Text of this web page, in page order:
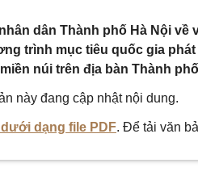
dân Thành phố Hà Nội
trình mục tiêu quốc gia
núi trên địa bàn Thành
này đang cập nhật nội dung.
dạng file PDF. Để tải văn